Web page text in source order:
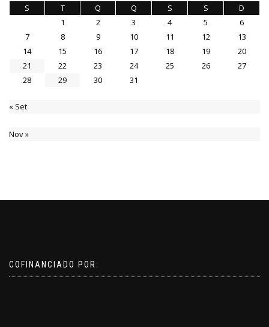
S T Q Q S S
D
1
2 3 4 5
6
7
8 9 10 11 12
13
14
15 16 17 18 19
20
21
22 23 24 25 26
27
28
29 30 31
« Set
Nov »
COFINANCIADO POR: